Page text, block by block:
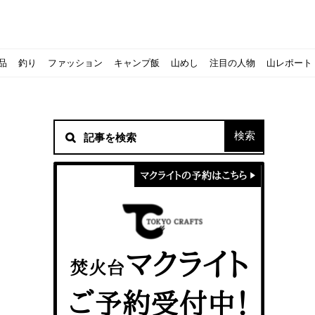
キャンプ用品の『ポイント買取』について
マクライトの口コミ・評判は？人気焚き火台の魅力・気になる
ッカーでも作れるおすすめレシピをご紹介
【八ヶ岳最高峰へ】南八ヶ岳テント泊登山、赤岳〜横岳〜硫黄
ントスおすすめヘッドライトのご紹介
ングシューズはどちらを選ぶべき？｜サロモンの定番シューズで解
カリマーのおすすめリュック容量別12選｜目的別の選び方も合
ならスポルティバ！3つの理由とおすすめ7選
クライミングユーザー参加型の動画マップ「クライミングチャ
に教わる！『食感と旨みのタマゴサンド』の作り方
食うか食われるか、野生動物で一番怖いのは【17＃自分のキャ
ズクイン』、人気の理由とおすすめウェアを紹介
【コスパ◎】キャンプデビューに最適！サウスフィールドのお
ズクイン』、人気の理由とおすすめウェアを紹介
【コスパ◎】キャンプデビューに最適！サウスフィールドのお
｜サロモンの定番シューズで解説&ご紹介
しむために必要な装備6選【初級〜中級者向け】
トレラン初心者必見！日頃のトレーニングから中距離レースま
！用途別おすすめ水筒を紹介！便利アイテムも
【こずチャンネル】使わなくなったキャンプ道具の行方！【初
クを比較！人数・用途別でおすすめを紹介
クライミング道具はゼロポイントで揃えよう！種類別で人気ア
釣り
アジングロッドおすすめ10選！基本タックルから選び方まで紹介
ファッション
フスキンの魅力と用途別おすすめリュック9選
ティートンブロスのブランドに込められた想いとは！？おすす
キャンプ飯
なの？いまどきの海外キャンプ事情をご紹介Part.1〜ロサンゼルス
パティシエキャンパーSakiさんに教わる！簡単『フルーツシロ
山めし
に教わる！簡単『フルーツシロップ』の作り方
パティシエキャンパーSakiさんに教わる！簡単アウトドアスイ
注目の人物
高！ほかほか『シュウマイ』の作り方
に教わる！パン好き必見！モチモチ『ベーグル』の作り方
パティシエキャンパーSakiさんに教わる！ピリ辛が後引くうま
山レポート
る！山梨県の九鬼山（くきやま）登山体験レポ
積雪期の谷川岳で今シーズン最後の雪山を堪能してきた
！売却する方法や条件、手続きの流れを確認
キャンプ場の宿泊や利用券をふるさと納税でゲット！おすすめ
レストハウス水郷で持ち込みBBQしてみた
一生物のアウトドアブーツならダナー！3つの理由とおすすめア
ピコグリル入荷してます！ @小倉店
ランス・ボーヌトレッキング編〜
ベランピングアイディア7選！家にいながらおしゃれキャンプ♪